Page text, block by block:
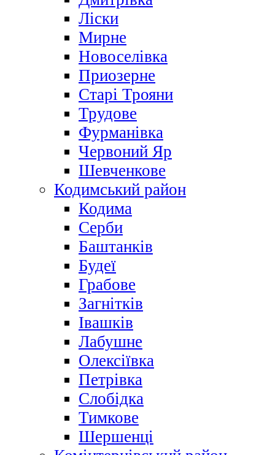
Ліски
Мирне
Новоселівка
Приозерне
Старі Трояни
Трудове
Фурманівка
Червоний Яр
Шевченкове
Кодимський район
Кодима
Серби
Баштанків
Будеї
Грабове
Загнітків
Івашків
Лабушне
Олексіївка
Петрівка
Слобідка
Тимкове
Шершенці